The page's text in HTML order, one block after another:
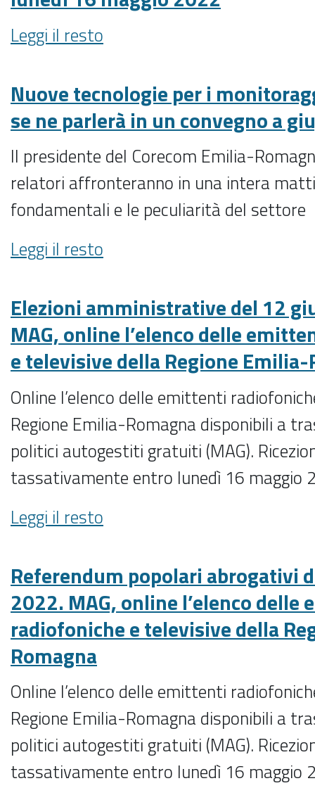
PER
SPAZI
PUBBLICITARI
-
MAG/3/EC
tassativamente
16
maggio
2022
-
Referendum
popolari
del
12
giugno
ricezione
MAG/3/RN
tassativamente
entro
lunedì
16
2022
-
Leggi il resto
Nuove tecnologie per i
se ne parlerà in un convegno a
Il presidente del Corecom Emilia-
relatori affronteranno in una intera
fondamentali e le peculiarità del settore
Nuove
tecnologie
monitoraggi
delle
tv
locali,
se
ne
parlerà
in
un
a
giugno
Leggi il resto
Elezioni amministrative del 12
MAG, online l’elenco delle
e televisive della Regione
Online l’elenco delle emittenti
Regione Emilia-Romagna disponibili a
politici autogestiti gratuiti (MAG).
tassativamente entro lunedì 16 maggio
Elezioni
amministrative
12
giugno
2022.
MAG,
online
l’elenco
delle
emittenti
radiofoniche
e
televisive
della
Leggi il resto
Referendum popolari abrogativi
2022. MAG, online l’elenco
radiofoniche e televisive della
Romagna
Online l’elenco delle emittenti
Regione Emilia-Romagna disponibili a
politici autogestiti gratuiti (MAG).
tassativamente entro lunedì 16 maggio